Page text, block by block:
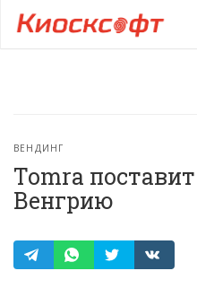
ВЕНДИНГ
Tomra
Венгрию